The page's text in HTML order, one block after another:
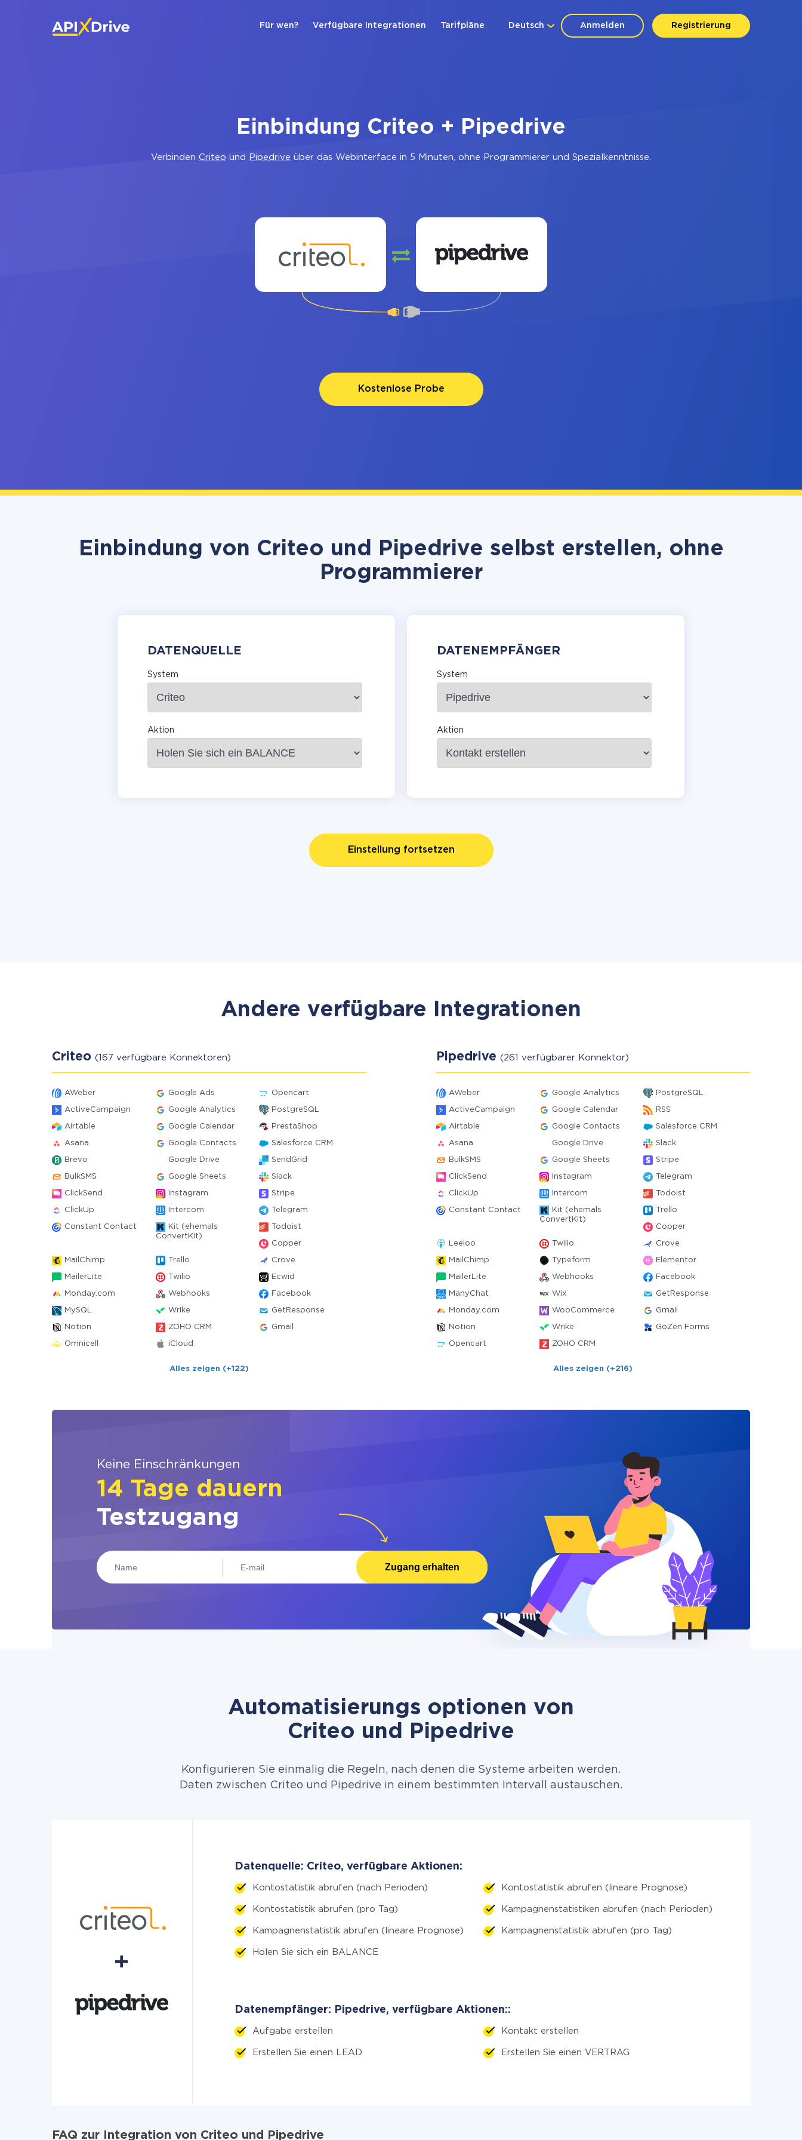
Anmelden Registrierung
Deutsch
Für wen? Verfügbare Integrationen Tarifpläne
Einbindung Criteo + Pipedrive
Verbinden Criteo und Pipedrive über das Webinterface in 5 Minuten, ohne Programmierer und Spezialkenntnisse.
Kostenlose Probe
Einbindung von Criteo und Pipedrive selbst erstellen, ohne
Programmierer
DATENQUELLE
System
Aktion
DATENEMPFÄNGER
System
Aktion
Einstellung fortsetzen
Andere verfügbare Integrationen
Criteo (167 verfügbare Konnektoren)
AWeber Google Ads Opencart
ActiveCampaign Google Analytics PostgreSQL
Airtable Google Calendar PrestaShop
Asana Google Contacts Salesforce CRM
Brevo Google Drive SendGrid
BulkSMS Google Sheets Slack
ClickSend Instagram Stripe
ClickUp Intercom Telegram
Constant Contact
Kit (ehemals
ConvertKit)
Todoist
Copper
MailChimp Trello Crove
MailerLite Twilio Ecwid
Monday.com Webhooks Facebook
MySQL Wrike GetResponse
Notion ZOHO CRM Gmail
Omnicell iCloud
Alles zeigen (+122)
Pipedrive (261 verfügbarer Konnektor)
AWeber Google Analytics PostgreSQL
ActiveCampaign Google Calendar RSS
Airtable Google Contacts Salesforce CRM
Asana Google Drive Slack
BulkSMS Google Sheets Stripe
ClickSend Instagram Telegram
ClickUp Intercom Todoist
Constant Contact
Kit (ehemals
ConvertKit)
Trello
Copper
Leeloo Twilio Crove
MailChimp Typeform Elementor
MailerLite Webhooks Facebook
ManyChat Wix GetResponse
Monday.com WooCommerce Gmail
Notion Wrike GoZen Forms
Opencart ZOHO CRM
Alles zeigen (+216)
Keine Einschränkungen
14 Tage dauern
Testzugang
Zugang erhalten
Automatisierungs optionen von
Criteo und Pipedrive
Konfigurieren Sie einmalig die Regeln, nach denen die Systeme arbeiten werden.
Daten zwischen Criteo und Pipedrive in einem bestimmten Intervall austauschen.
Datenquelle: Criteo, verfügbare Aktionen:
Kontostatistik abrufen (nach Perioden) Kontostatistik abrufen (lineare Prognose)
Kontostatistik abrufen (pro Tag) Kampagnenstatistiken abrufen (nach Perioden)
Kampagnenstatistik abrufen (lineare Prognose) Kampagnenstatistik abrufen (pro Tag)
Holen Sie sich ein BALANCE
Datenempfänger: Pipedrive, verfügbare Aktionen::
Aufgabe erstellen Kontakt erstellen
Erstellen Sie einen LEAD Erstellen Sie einen VERTRAG
FAQ zur Integration von Criteo und Pipedrive